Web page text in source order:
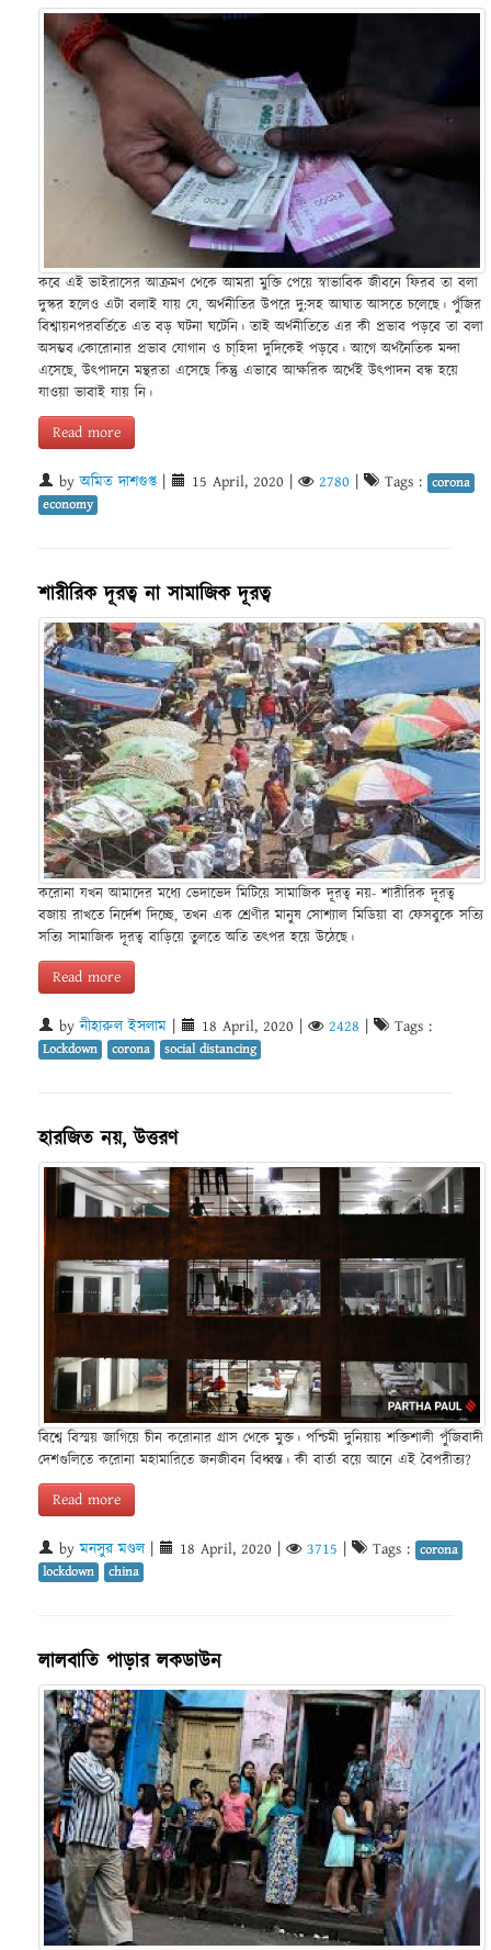
কবে এই ভাইরাসের আক্রমণ থেকে আমরা মুক্তি পেয়ে স্বাভাবিক জীবনে ফিরব তা বলা
দুস্কর হলেও এটা বলাই যায় যে, অর্থনীতির উপরে দু:সহ আঘাত আসতে চলেছে। পুঁজির
বিশ্বায়নপরবর্তিতে এত বড় ঘটনা ঘটেনি। তাই অর্থনীতিতে এর কী প্রভাব পড়বে তা বলা
অসম্ভব।কোরোনার প্রভাব যোগান ও চা্হিদা দুদিকেই পড়বে। আগে অর্থনৈতিক মন্দা
এসেছে, উৎপাদনে মন্থরতা এসেছে কিন্তু এভাবে আক্ষরিক অর্থেই উৎপাদন বন্ধ হয়ে
যাওয়া ভাবাই যায় নি।
Read more
byঅমিত দাশগুপ্ত 15 April, 2020 2780 Tags : corona
economy
শারীরিক দূরত্ব না সামাজিক দূরত্ব
করোনা যখন আমাদের মধ্যে ভেদাভেদ মিটিয়ে সামাজিক দূরত্ব নয়- শারীরিক দূরত্ব
বজায় রাখতে নির্দেশ দিচ্ছে, তখন এক শ্রেণীর মানুষ সোশ্যাল মিডিয়া বা ফেসবুকে সত্যি
সত্যি সামাজিক দূরত্ব বাড়িয়ে তুলতে অতি তৎপর হয়ে উঠেছে।
Read more
byনীহারুল ইসলাম 18 April, 2020 2428 Tags :
Lockdown corona social distancing
হারজিত নয়, উত্তরণ
বিশ্বে বিস্ময় জাগিয়ে চীন করোনার গ্রাস থেকে মুক্ত। পশ্চিমী দুনিয়ায় শক্তিশালী পুঁজিবাদী
দেশগুলিতে করোনা মহামারিতে জনজীবন বিধ্বস্ত। কী বার্তা বয়ে আনে এই বৈপরীত্য?
Read more
byমনসুর মণ্ডল| 18 April, 2020 3715 Tags : corona
lockdown
china
লালবাতি পাড়ার লকডাউন